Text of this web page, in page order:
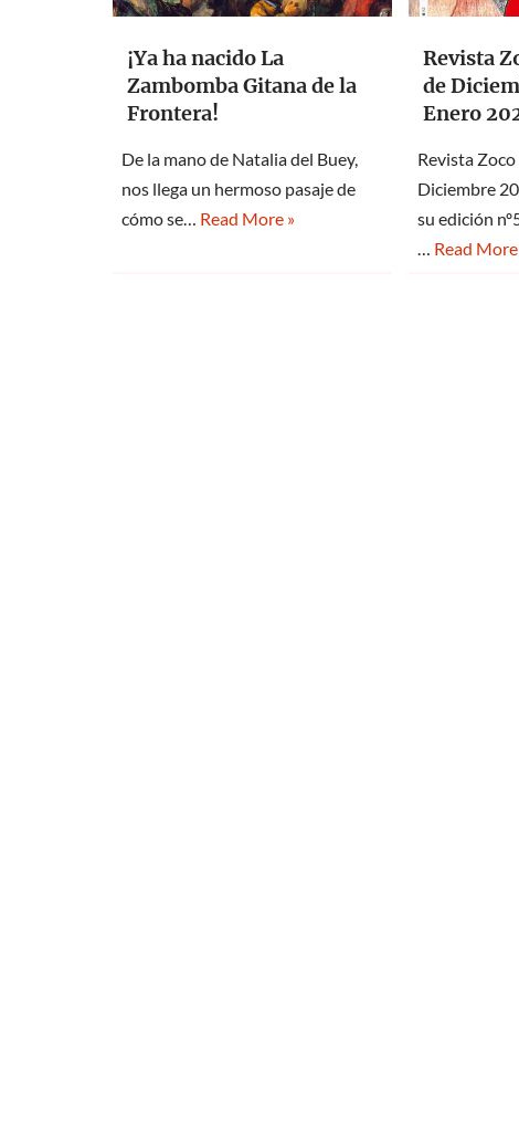
¡Ya ha nacido La
Zambomba Gitana de la
Frontera!
De la mano de Natalia del Buey,
nos llega un hermoso pasaje de
cómo se… Read More »
Revista
de
Enero
Revista
Diciembre
su edición
Read More